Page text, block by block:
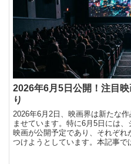
2026年6月5日公開！注目
り
2026年6月2日、映画界は新たな
ませています。特に6月5日には
映画が公開予定であり、それぞれ
つけようとしています。本記事で